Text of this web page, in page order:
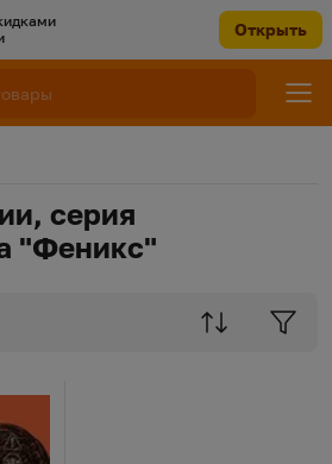
Открыть
серия
"Феникс"